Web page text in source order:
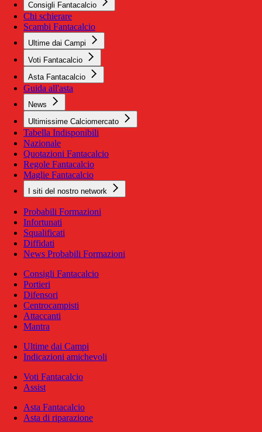
Consigli Fantacalcio
Chi schierare
Scambi Fantacalcio
Ultime dai Campi
Voti Fantacalcio
Asta Fantacalcio
Guida all'asta
News
Ultimissime Calciomercato
Tabella Indisponibili
Nazionale
Quotazioni Fantacalcio
Regole Fantacalcio
Maglie Fantacalcio
I siti del nostro network
Probabili Formazioni
Infortunati
Squalificati
Diffidati
News Probabili Formazioni
Consigli Fantacalcio
Portieri
Difensori
Centrocampisti
Attaccanti
Mantra
Ultime dai Campi
Indicazioni amichevoli
Voti Fantacalcio
Assist
Asta Fantacalcio
Asta di riparazione